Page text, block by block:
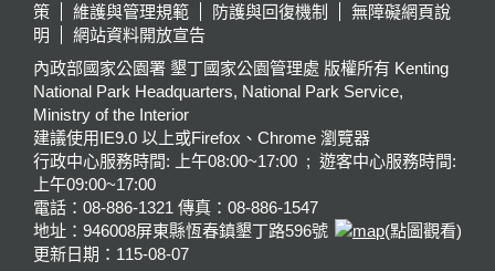
策
維護與管理規範 防護與回復機制
無障礙網頁說
明
網站資料開放宣告
內政部國家公園署 墾丁國家公園管理處 版權所有 Kenting
National Park Headquarters, National Park Service,
Ministry of the Interior
建議使用IE9.0 以上或Firefox、Chrome 瀏覽器
行政中心服務時間: 上午08:00~17:00 ; 遊客中心服務時間:
上午09:00~17:00
電話：08-886-1321 傳真：08-886-1547
地址：946008屏東縣恆春鎮墾丁路596號
(點圖觀看)
更新日期： 115-08-07